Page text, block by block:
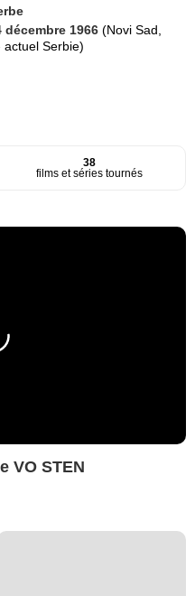
décembre 1966(Novi Sad,
actuel Serbie)
38
films et séries tournés
VO STEN